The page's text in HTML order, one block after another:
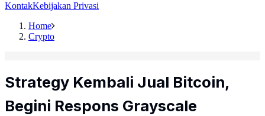
KontakKebijakan Privasi
Home
Crypto
Strategy Kembali Jual Bitcoin,
Begini Respons Grayscale